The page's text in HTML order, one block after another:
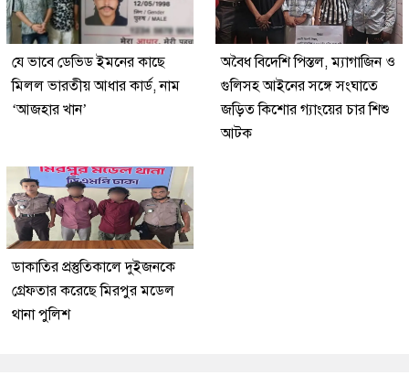
যে ভাবে ডেভিড ইমনের কাছে
মিলল ভারতীয় আধার কার্ড, নাম
‘আজহার খান’
অবৈধ বিদেশি পিস্তল, ম্যাগাজিন ও
গুলিসহ আইনের সঙ্গে সংঘাতে
জড়িত কিশোর গ্যাংয়ের চার শিশু
আটক
ডাকাতির প্রস্তুতিকালে দুইজনকে
গ্রেফতার করেছে মিরপুর মডেল
থানা পুলিশ